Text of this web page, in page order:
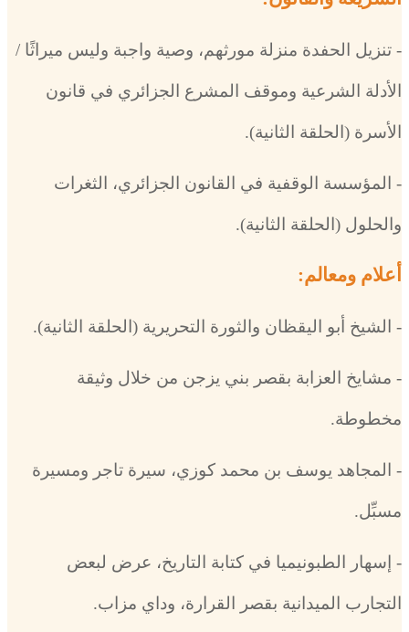
- تنزيل الحفدة منزلة مورثهم، وصية واجبة وليس ميراثًا /
الأدلة الشرعية وموقف المشرع الجزائري في قانون
الأسرة (الحلقة الثانية).
- المؤسسة الوقفية في القانون الجزائري، الثغرات
والحلول (الحلقة الثانية).
أعلام ومعالم:
- الشيخ أبو اليقظان والثورة التحريرية (الحلقة الثانية).
- مشايخ العزابة بقصر بني يزجن من خلال وثيقة
مخطوطة.
- المجاهد يوسف بن محمد كوزي، سيرة تاجر ومسيرة
مسبِّل.
- إسهار الطبونيميا في كتابة التاريخ، عرض لبعض
التجارب الميدانية بقصر القرارة، وداي مزاب.